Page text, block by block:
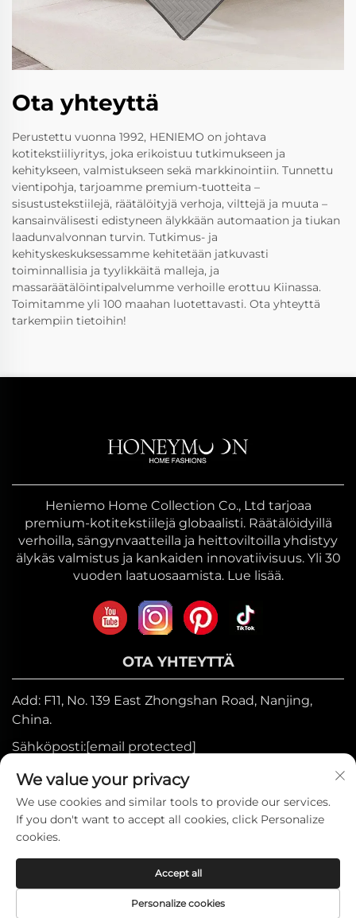
Ota yhteyttä
Perustettu vuonna 1992, HENIEMO on johtava
kotitekstiiliyritys, joka erikoistuu tutkimukseen ja
kehitykseen, valmistukseen sekä markkinointiin. Tunnettu
vientipohja, tarjoamme premium-tuotteita –
sisustustekstiilejä, räätälöityjä verhoja, vilttejä ja muuta –
kansainvälisesti edistyneen älykkään automaation ja tiukan
laadunvalvonnan turvin. Tutkimus- ja
kehityskeskuksessamme kehitetään jatkuvasti
toiminnallisia ja tyylikkäitä malleja, ja
massaräätälöintipalvelumme verhoille erottuu Kiinassa.
Toimitamme yli 100 maahan luotettavasti. Ota yhteyttä
tarkempiin tietoihin!
Heniemo Home Collection Co., Ltd tarjoaa
premium-kotitekstiilejä globaalisti. Räätälöidyillä
verhoilla, sängynvaatteilla ja heittoviltoilla yhdistyy
älykäs valmistus ja kankaiden innovatiivisuus. Yli 30
vuoden laatuosaamista. Lue lisää.
OTA YHTEYTTÄ
Add: F11, No. 139 East Zhongshan Road, Nanjing,
China.
Sähköposti:[email protected]
Mobiili:+86-17327710449
Puh:+86-025-84573776
Tekijänoikeus © 2025 Heniemo Home
Collection Co., Ltd. — Tietosuojakäytäntö
We value your privacy
We use cookies and similar tools to provide our services.
If you don't want to accept all cookies, click Personalize
cookies.
Personalize cookies
Accept all